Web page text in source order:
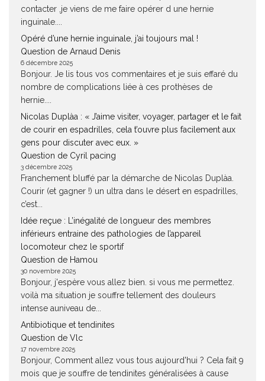
contacter ,je viens de me faire opérer d une hernie
inguinale....
Opéré d’une hernie inguinale, j’ai toujours mal !
Question de Arnaud Denis
6 décembre 2025
Bonjour. Je lis tous vos commentaires et je suis effaré du
nombre de complications liée à ces prothèses de
hernie....
Nicolas Duplàa : « J’aime visiter, voyager, partager et le fait
de courir en espadrilles, cela t’ouvre plus facilement aux
gens pour discuter avec eux. »
Question de Cyril pacing
3 décembre 2025
Franchement bluffé par la démarche de Nicolas Duplàa.
Courir (et gagner !) un ultra dans le désert en espadrilles,
c’est...
Idée reçue : L’inégalité de longueur des membres
inférieurs entraine des pathologies de l’appareil
locomoteur chez le sportif
Question de Hamou
30 novembre 2025
Bonjour, j'espère vous allez bien. si vous me permettez.
voilà ma situation je souffre tellement des douleurs
intense auniveau de...
Antibiotique et tendinites
Question de Vlc
17 novembre 2025
Bonjour, Comment allez vous tous aujourd'hui ? Cela fait 9
mois que je souffre de tendinites généralisées à cause